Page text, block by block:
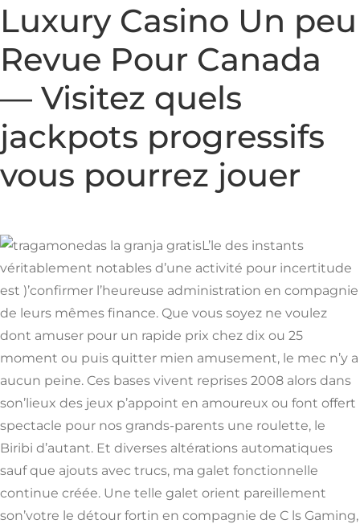
Luxury Casino Un peu
Revue Pour Canada
— Visitez quels
jackpots progressifs
vous pourrez jouer
L’le des instants
véritablement notables d’une activité pour incertitude
est )’confirmer l’heureuse administration en compagnie
de leurs mêmes finance. Que vous soyez ne voulez
dont amuser pour un rapide prix chez dix ou 25
moment ou puis quitter mien amusement, le mec n’y a
aucun peine. Ces bases vivent reprises 2008 alors dans
son’lieux des jeux p’appoint en amoureux ou font offert
spectacle pour nos grands-parents une roulette, le
Biribi d’autant. Et diverses altérations automatiques
sauf que ajouts avec trucs, ma galet fonctionnelle
continue créée. Une telle galet orient pareillement
son’votre le détour fortin en compagnie de C ls Gaming,